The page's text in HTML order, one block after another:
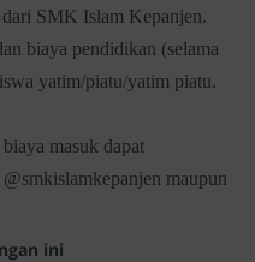
dari SMK Islam Kepanjen.
biaya pendidikan (selama
yatim/piatu/yatim piatu.
masuk dapat
maupun
ini